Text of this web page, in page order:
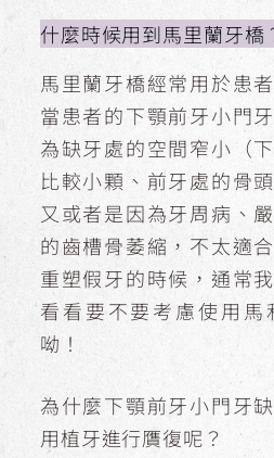
什麼時候用到馬里蘭牙橋
馬里蘭牙橋經常用於患
當患者的下顎前牙小門
為缺牙處的空間窄小（
比較小顆、前牙處的骨
又或者是因為牙周病、
的齒槽骨萎縮，不太適
重塑假牙的時候，通常
看看要不要考慮使用馬
呦！
為什麼下顎前牙小門牙
用植牙進行贋復呢？